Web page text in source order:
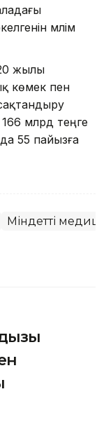
мәлім
жылы
көмек пен
млрд теңге
55 пайызға
Міндетті